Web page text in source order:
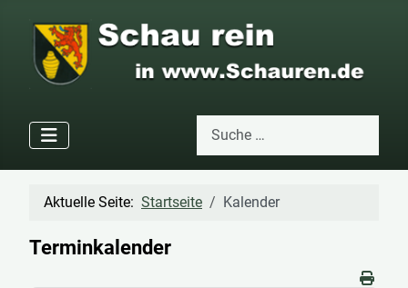
Suchen
Aktuelle Seite: Startseite Kalender
Terminkalender